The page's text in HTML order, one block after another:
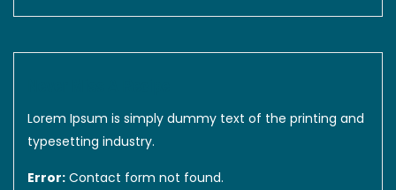
Lorem Ipsum is simply dummy text of the printing and
typesetting industry.
Error: Contact form not found.